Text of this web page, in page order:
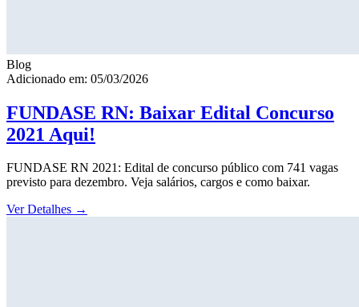
Blog
Adicionado em: 05/03/2026
FUNDASE RN: Baixar Edital Concurso
2021 Aqui!
FUNDASE RN 2021: Edital de concurso público com 741 vagas
previsto para dezembro. Veja salários, cargos e como baixar.
Ver Detalhes →